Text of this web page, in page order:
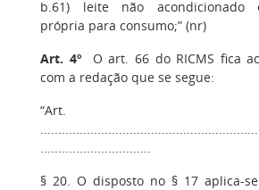
b.61) leite não acondicionado
própria para consumo;” (nr)
Art. 4ºO art. 66 do RICMS fica
com a redação que se segue:
“Art.
...............................
§ 20. O disposto no § 17 aplica-